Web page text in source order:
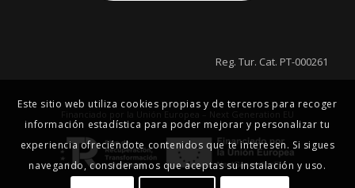
Reg. Tur. Cat. PT-000261
Financiado por la Unión Europea – Next Generation EU
Este sitio web utiliza cookies propias y de terceros para recoger
información estadística para poder mejorar y personalizar tu
experiencia ofreciéndote contenidos que te interesen. Si sigues
navegando, consideramos que aceptas su instalación y uso.